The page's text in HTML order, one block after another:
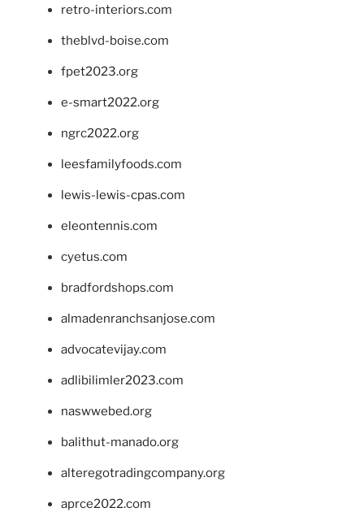
retro-interiors.com
theblvd-boise.com
fpet2023.org
e-smart2022.org
ngrc2022.org
leesfamilyfoods.com
lewis-lewis-cpas.com
eleontennis.com
cyetus.com
bradfordshops.com
almadenranchsanjose.com
advocatevijay.com
adlibilimler2023.com
naswwebed.org
balithut-manado.org
alteregotradingcompany.org
aprce2022.com